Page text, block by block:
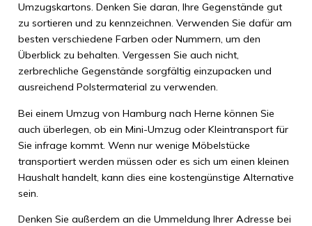
Umzugskartons. Denken Sie daran, Ihre Gegenstände gut
zu sortieren und zu kennzeichnen. Verwenden Sie dafür am
besten verschiedene Farben oder Nummern, um den
Überblick zu behalten. Vergessen Sie auch nicht,
zerbrechliche Gegenstände sorgfältig einzupacken und
ausreichend Polstermaterial zu verwenden.
Bei einem Umzug von Hamburg nach Herne können Sie
auch überlegen, ob ein Mini-Umzug oder Kleintransport für
Sie infrage kommt. Wenn nur wenige Möbelstücke
transportiert werden müssen oder es sich um einen kleinen
Haushalt handelt, kann dies eine kostengünstige Alternative
sein.
Denken Sie außerdem an die Ummeldung Ihrer Adresse bei